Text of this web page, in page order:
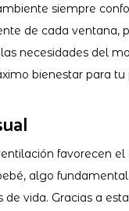
siempre
de cada ventana,
necesidades del
bienestar para tu
favorecen
algo
vida. Gracias a